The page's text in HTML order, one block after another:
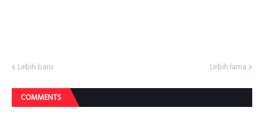
Lebih baru Lebih lama
COMMENTS